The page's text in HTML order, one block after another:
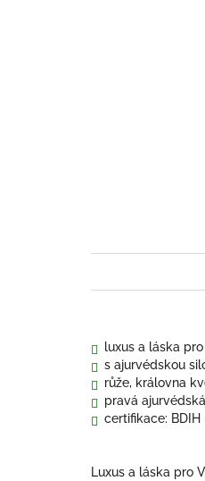
luxus a láska
s ajurvédskou
růže, královna
pravá
certifikace:
Luxus a láska pro